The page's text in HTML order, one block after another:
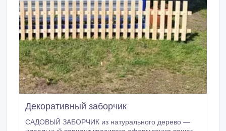
Декоративный заборчик
САДОВЫЙ ЗАБОРЧИК из натурального дерево —